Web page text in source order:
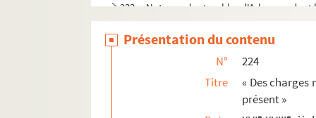
233. « Notes sur les troubles d'Arles,
238. « Recherches historiques, par Louis Mège »
240. « Histoire des antiquités d'Arles, avec
Présentation du contenu
N°
224
Titre
« Des charges
présent »